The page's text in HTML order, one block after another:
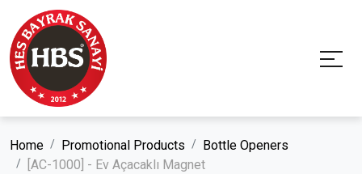
Home Promotional Products
Bottle Openers
[AC-1000] - Ev Açacaklı Magnet